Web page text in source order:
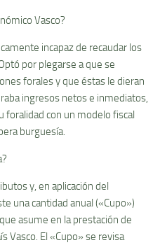
Vasco?
incapaz de recaudar los
por plegarse a que se
forales y que éstas le dieran
ingresos netos e inmediatos,
foralidad con un modelo fiscal
burguesí­a.
y, en aplicación del
una cantidad anual («Cupo»)
asume en la prestación de
Vasco. El «Cupo» se revisa